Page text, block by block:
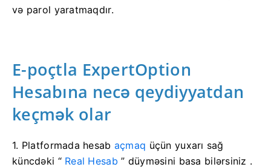
və parol yaratmaqdır.
E-poçtla ExpertOption
Hesabına necə qeydiyyatdan
keçmək olar
1. Platformada hesab açmaq üçün yuxarı sağ
küncdəki “ Real Hesab ” düyməsini basa bilərsiniz .